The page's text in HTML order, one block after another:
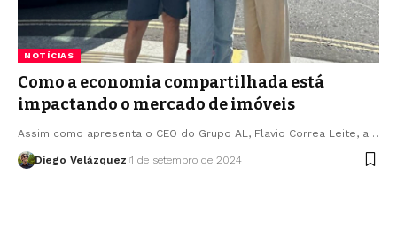
NOTÍCIAS
Como a economia compartilhada está
impactando o mercado de imóveis
Assim como apresenta o CEO do Grupo AL, Flavio Correa Leite, a…
Diego Velázquez 1 de setembro de 2024